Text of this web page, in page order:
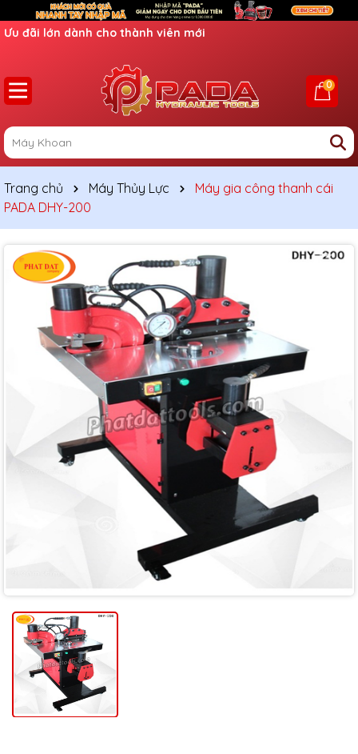
Ưu đãi lớn dành cho thành viên mới
0
Trang chủ Máy Thủy Lực
Máy gia công thanh cái
PADA DHY-200